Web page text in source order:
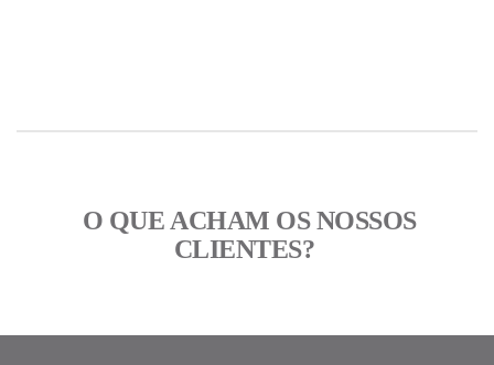
O QUE ACHAM OS NOSSOS
CLIENTES?